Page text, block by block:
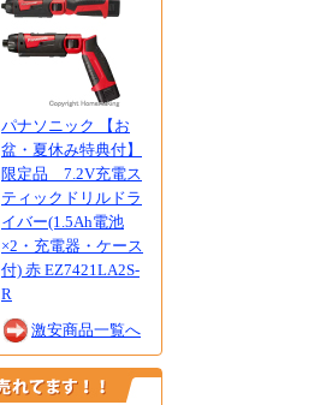
パナソニック 【お
盆・夏休み特典付】
限定品 7.2V充電ス
ティックドリルドラ
イバー(1.5Ah電池
×2・充電器・ケース
付) 赤 EZ7421LA2S-
R
激安商品一覧へ